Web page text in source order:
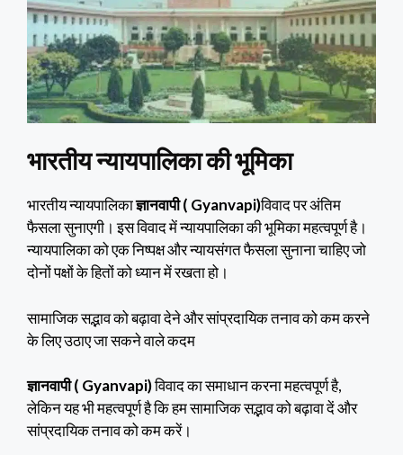
भारतीय न्यायपालिका की भूमिका
भारतीय न्यायपालिकाज्ञानवापी ( Gyanvapi)विवाद पर अंतिम
फैसला सुनाएगी। इस विवाद में न्यायपालिका की भूमिका महत्वपूर्ण है।
न्यायपालिका को एक निष्पक्ष और न्यायसंगत फैसला सुनाना चाहिए जो
दोनों पक्षों के हितों को ध्यान में रखता हो।
सामाजिक सद्भाव को बढ़ावा देने और सांप्रदायिक तनाव को कम करने
के लिए उठाए जा सकने वाले कदम
ज्ञानवापी ( Gyanvapi)विवाद का समाधान करना महत्वपूर्ण है,
लेकिन यह भी महत्वपूर्ण है कि हम सामाजिक सद्भाव को बढ़ावा दें और
सांप्रदायिक तनाव को कम करें।